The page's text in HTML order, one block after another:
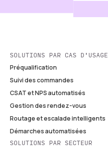
SOLUTIONS PAR CAS D'USAGE
Préqualification
Suivi des commandes
CSAT et NPS automatisés
Gestion des rendez-vous
Routage et escalade intelligents
Démarches automatisées
SOLUTIONS PAR SECTEUR